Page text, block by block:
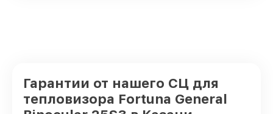
Гарантии от нашего СЦ для
тепловизора Fortuna General